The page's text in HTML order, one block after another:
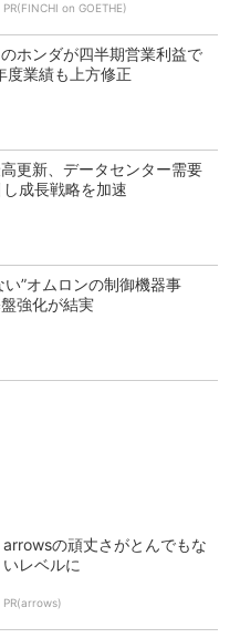
PR(FINCHI on GOETHE)
ホンダが四半期営業利益で
業績も上方修正
更新、データセンター需要
成長戦略を加速
い”オムロンの制御機器事
強化が結実
arrowsの頑丈さがとんでもな
いレベルに
PR(arrows)